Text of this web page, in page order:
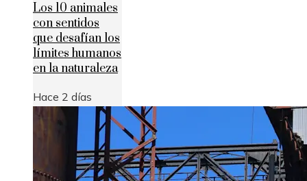
Los 10 animales
con sentidos
que desafían los
límites humanos
en la naturaleza
Hace 2 días